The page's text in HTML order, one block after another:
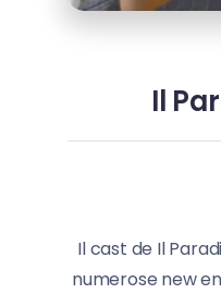
Il
Il cast de Il
numerose new